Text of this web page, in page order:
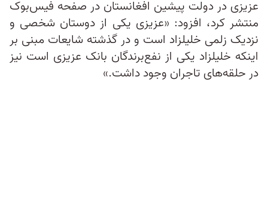
عزیزی در دولت پیشین افغانستان در صفحه فیس‌بوک
منتشر کرد، افزود: «عزیزی یکی از دوستان شخصی و
نزدیک زلمی خلیلزاد است و در گذشته شایعات مبنی بر
اینکه خلیلزاد یکی از نفع‌برندگان بانک عزیزی است نیز
در حلقه‌های تاجران وجود داشت.»